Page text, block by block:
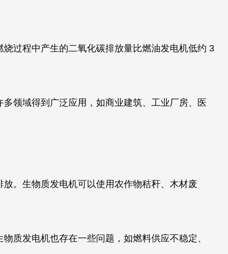
过程中产生的二氧化碳排放量比燃油发电机低约 3
领域得到广泛应用，如商业建筑、工业厂房、医
。生物质发电机可以使用农作物秸秆、木材废
质发电机也存在一些问题，如燃料供应不稳定、